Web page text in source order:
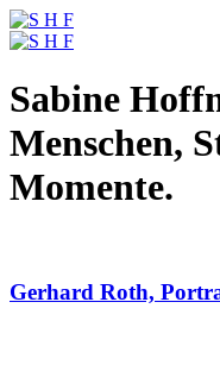
Sabine
Menschen,
Momente.
Gerhard Roth,